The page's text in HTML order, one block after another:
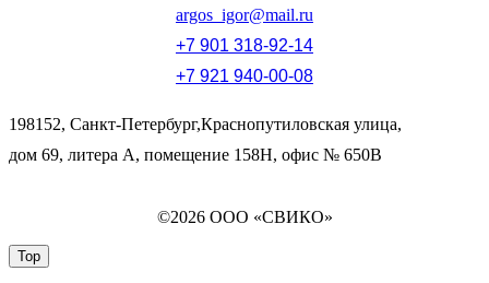
argos_igor@mail.ru
+7 901 318-92-14
+7 921 940-00-08
198152, Санкт-Петербург,Краснопутиловская улица,
дом 69, литера А, помещение 158Н, офис № 650В
©2026 ООО «СВИКО»
Top